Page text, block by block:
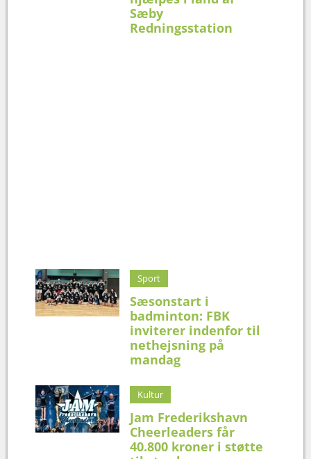
Sæby
Redningsstation
Sport
Sæsonstart i
badminton: FBK
inviterer indenfor til
nethejsning på
mandag
Kultur
Jam Frederikshavn
Cheerleaders får
40.800 kroner i støtte